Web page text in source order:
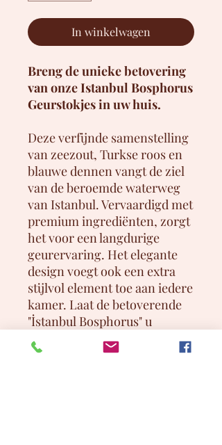
In winkelwagen
Breng de unieke betovering
van onze Istanbul Bosphorus
Geurstokjes in uw huis.
Deze verfijnde samenstelling
van zeezout, Turkse roos en
blauwe dennen vangt de ziel
van de beroemde waterweg
van Istanbul. Vervaardigd met
premium ingrediënten, zorgt
het voor een langdurige
geurervaring. Het elegante
design voegt ook een extra
stijlvol element toe aan iedere
kamer. Laat de betoverende
"İstanbul Bosphorus" u
meenemen op een
geuravontuur, die uw